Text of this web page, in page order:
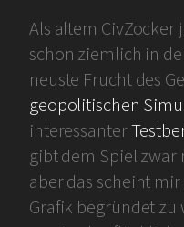
Als altem
schon ziemlich in
neuste Frucht des
geopolitischen
interessanter
gibt dem Spiel
aber das scheint
Grafik begründet zu